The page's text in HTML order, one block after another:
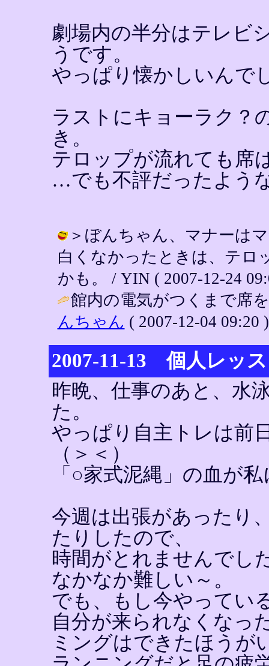
劇場内の半分はテレビ
うです。
やっぱり懐かしいんで
ラストにキョーラク？
き。
テロップが流れても席
…でも不評だったよう
＞ぼんちゃん、マナーは
白くなかったときは、テロ
かも。 / YIN ( 2007-12-24
館内の電気がつくまで席
んちゃん ( 2007-12-04 09:20 )
2007-11-13 個人レッ
昨晩、仕事のあと、水
た。
やっぱり自主トレは前
（＞＜）
「○家式泥縄」の血が
今週は出張があったり
たりしたので、
時間がとれませんでし
なかなか難しい～。
でも、もし今やってい
自分が来られなくなっ
ミングはできたほうが